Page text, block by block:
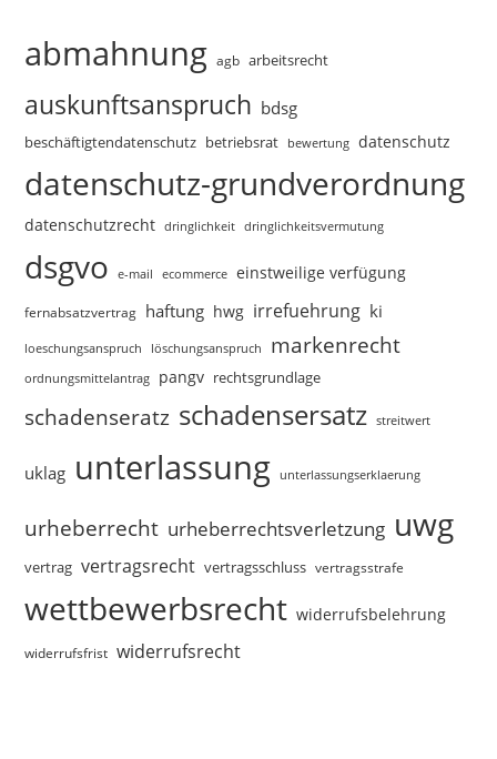
abmahnung agb arbeitsrecht
auskunftsanspruch bdsg
beschäftigtendatenschutz betriebsrat bewertung datenschutz
datenschutz-grundverordnung
datenschutzrecht dringlichkeit dringlichkeitsvermutung
dsgvo e-mail ecommerce einstweilige verfügung
fernabsatzvertrag haftung hwg irrefuehrung ki
loeschungsanspruch löschungsanspruch markenrecht
ordnungsmittelantrag pangv rechtsgrundlage
schadenseratz schadensersatz streitwert
uklag unterlassung unterlassungserklaerung
urheberrecht urheberrechtsverletzung uwg
vertrag vertragsrecht vertragsschluss vertragsstrafe
wettbewerbsrecht widerrufsbelehrung
widerrufsfrist widerrufsrecht